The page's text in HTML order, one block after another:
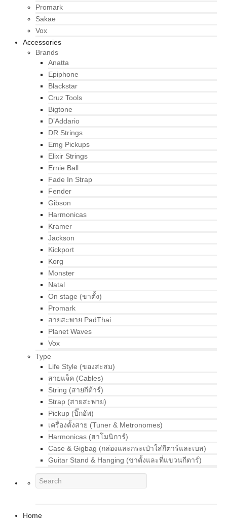
Promark
Sakae
Vox
Accessories
Brands
Anatta
Epiphone
Blackstar
Cruz Tools
Bigtone
D’Addario
DR Strings
Emg Pickups
Elixir Strings
Ernie Ball
Fade In Strap
Fender
Gibson
Harmonicas
Kramer
Jackson
Kickport
Korg
Monster
Natal
On stage (ขาตั้ง)
Promark
สายสะพาย PadThai
Planet Waves
Vox
Type
Life Style (ของสะสม)
สายแจ็ค (Cables)
String (สายกีต้าร์)
Strap (สายสะพาย)
Pickup (ปิ๊กอัพ)
เครื่องตั้งสาย (Tuner & Metronomes)
Harmonicas (ฮาโมนิการ์)
Case & Gigbag (กล่องและกระเป๋าใส่กีตาร์และเบส)
Guitar Stand & Hanging (ขาตั้งและที่แขวนกีตาร์)
Home